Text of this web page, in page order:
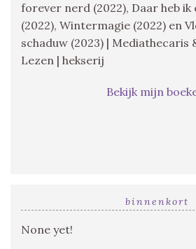
forever nerd (2022), Daar heb
(2022), Wintermagie (2022) en
schaduw (2023) | Mediathecaris
Lezen | hekserij
Bekijk mijn
binnenkort
None yet!